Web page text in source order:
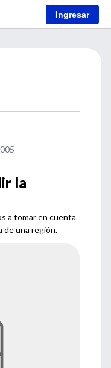
Ingresar
la
a tomar en cuenta
de una región.